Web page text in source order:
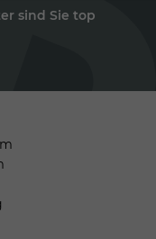
sind Sie top